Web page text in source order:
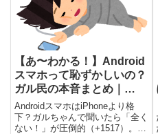
【あ〜わかる！】Android
スマホって恥ずかしいの？
ガル民の本音まとめ｜
iPhone圧力に大人が一刀
両断
AndroidスマホはiPhoneより格
下？ガルちゃんで聞いたら「全く
ない！」が圧倒的（+1517）。で